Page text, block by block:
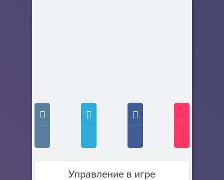
Управление в игре